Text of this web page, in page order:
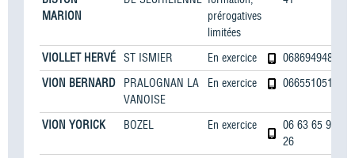
MARION
prérogatives
limitées
VIOLLET HERVÉ ST ISMIER En exercice
0686949483
VION BERNARD
PRALOGNAN LA
VANOISE
En exercice 0665510519
VION YORICK BOZEL En exercice
06 63 65 91
26